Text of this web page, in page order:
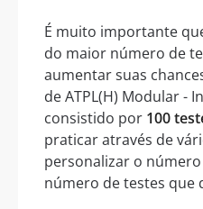
É muito importante
do maior número de
aumentar suas
de ATPL(H) Modular -
consistido por 100
praticar através de
personalizar o
número de testes que